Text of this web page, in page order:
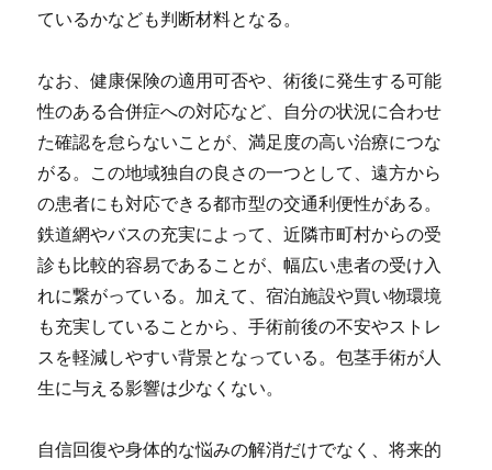
ているかなども判断材料となる。
なお、健康保険の適用可否や、術後に発生する可能
性のある合併症への対応など、自分の状況に合わせ
た確認を怠らないことが、満足度の高い治療につな
がる。この地域独自の良さの一つとして、遠方から
の患者にも対応できる都市型の交通利便性がある。
鉄道網やバスの充実によって、近隣市町村からの受
診も比較的容易であることが、幅広い患者の受け入
れに繋がっている。加えて、宿泊施設や買い物環境
も充実していることから、手術前後の不安やストレ
スを軽減しやすい背景となっている。包茎手術が人
生に与える影響は少なくない。
自信回復や身体的な悩みの解消だけでなく、将来的